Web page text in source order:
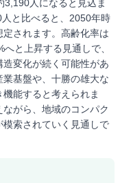
人になると見込ま
と比べると、2050年時
されます。高齢化率は
と上昇する見通しで、
変化が続く可能性があ
基盤や、十勝の雄大な
能すると考えられま
がら、地域のコンパク
模索されていく見通しで